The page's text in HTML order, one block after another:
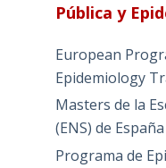
Pública y
European
Epidemiology
Masters de la
(ENS) de España
Programa de